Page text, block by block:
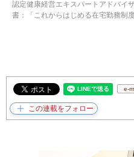
認定健康経営エキスパートアドバイ
書：「これからはじめる在宅勤務制
e-